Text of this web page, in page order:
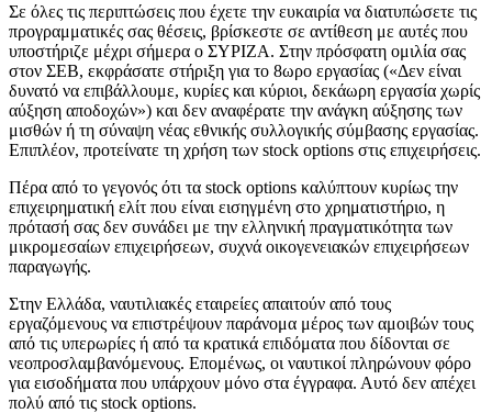
Σε όλες τις περιπτώσεις που έχετε την ευκαιρία να διατυπώσετε τις
προγραμματικές σας θέσεις, βρίσκεστε σε αντίθεση με αυτές που
υποστήριζε μέχρι σήμερα ο ΣΥΡΙΖΑ. Στην πρόσφατη ομιλία σας
στον ΣΕΒ, εκφράσατε στήριξη για το 8ωρο εργασίας («Δεν είναι
δυνατό να επιβάλλουμε, κυρίες και κύριοι, δεκάωρη εργασία χωρίς
αύξηση αποδοχών») και δεν αναφέρατε την ανάγκη αύξησης των
μισθών ή τη σύναψη νέας εθνικής συλλογικής σύμβασης εργασίας.
Επιπλέον, προτείνατε τη χρήση των stock options στις επιχειρήσεις.
Πέρα από το γεγονός ότι τα stock options καλύπτουν κυρίως την
επιχειρηματική ελίτ που είναι εισηγμένη στο χρηματιστήριο, η
πρότασή σας δεν συνάδει με την ελληνική πραγματικότητα των
μικρομεσαίων επιχειρήσεων, συχνά οικογενειακών επιχειρήσεων
παραγωγής.
Στην Ελλάδα, ναυτιλιακές εταιρείες απαιτούν από τους
εργαζόμενους να επιστρέψουν παράνομα μέρος των αμοιβών τους
από τις υπερωρίες ή από τα κρατικά επιδόματα που δίδονται σε
νεοπροσλαμβανόμενους. Επομένως, οι ναυτικοί πληρώνουν φόρο
για εισοδήματα που υπάρχουν μόνο στα έγγραφα. Αυτό δεν απέχει
πολύ από τις stock options.